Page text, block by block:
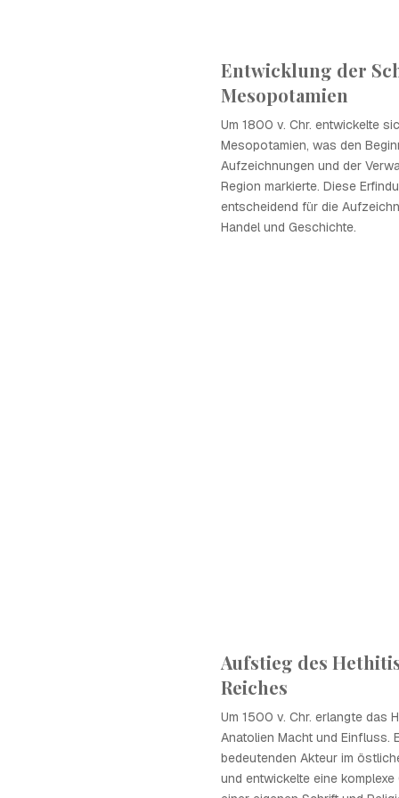
Entwicklung der
Mesopotamien
Um 1800 v. Chr. entwickelte
Mesopotamien, was den
Aufzeichnungen und der
Region markierte. Diese
entscheidend für die
Handel und Geschichte.
Aufstieg des
Reiches
Um 1500 v. Chr. erlangte das
Anatolien Macht und Einfluss.
bedeutenden Akteur im
und entwickelte eine